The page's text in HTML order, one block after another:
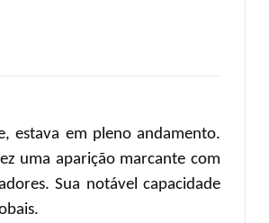
estava em pleno andamento.
uma aparição marcante com
Sua notável capacidade